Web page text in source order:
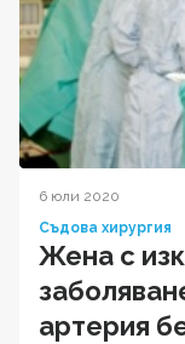
6 юли 2020
Съдова хирургия
Жена с
артерия